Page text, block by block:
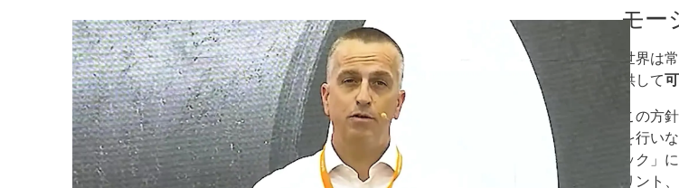
モー
世界は
供して
この方
を行い
ック」
リント